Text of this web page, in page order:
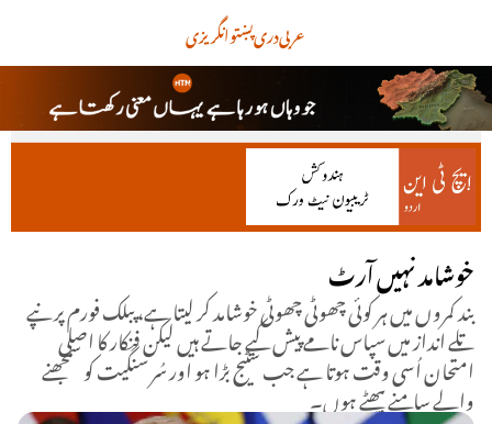
انگریزیپښتودریعربی
خوشامد نہیں آرٹ
بند کمروں میں ہر کوئی چھوٹی چھوٹی خوشامد کر لیتا ہے، پبلک فورم پر نپے
تلے انداز میں سپاس نامے پیش کیے جاتے ہیں لیکن فنکار کا اصلی
امتحان اُسی وقت ہوتا ہے جب سٹیج بڑا ہو اور سُر سنگیت کو سمجھنے
والے سامنے بیھٹے ہوں۔